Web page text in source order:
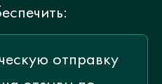
отправку